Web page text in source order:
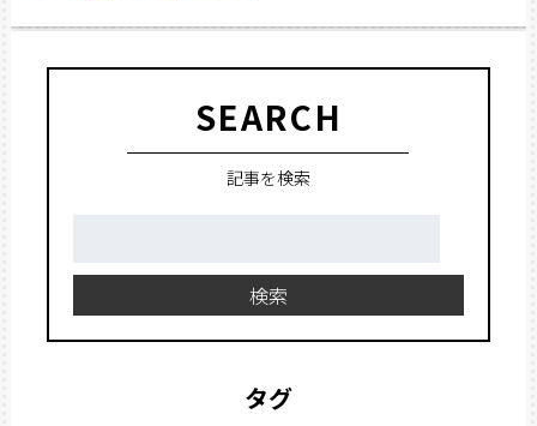
SEARCH
記事を検索
検索
タグ